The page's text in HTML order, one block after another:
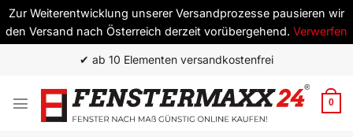
Zur Weiterentwicklung unserer Versandprozesse pausieren wir
den Versand nach Österreich derzeit vorübergehend. Verwerfen
springen
✔ Top Qualität zum besten Preis
0